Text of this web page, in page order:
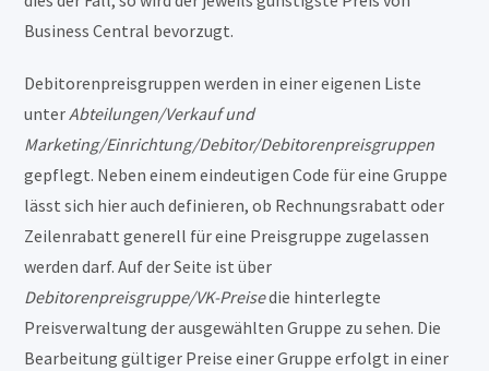
Business Central bevorzugt.
Debitorenpreisgruppen werden in einer eigenen Liste
unterAbteilungen/Verkauf und
Marketing/Einrichtung/Debitor/Debitorenpreisgruppen
gepflegt. Neben einem eindeutigen Code für eine Gruppe
lässt sich hier auch definieren, ob Rechnungsrabatt oder
Zeilenrabatt generell für eine Preisgruppe zugelassen
werden darf. Auf der Seite ist über
Debitorenpreisgruppe/VK-Preisedie hinterlegte
Preisverwaltung der ausgewählten Gruppe zu sehen. Die
Bearbeitung gültiger Preise einer Gruppe erfolgt in einer